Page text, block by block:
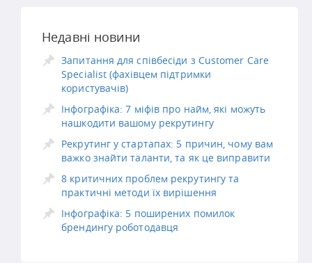
Недавні новини
Запитання для співбесіди з Customer Care
Specialist (фахівцем підтримки
користувачів)
Інфографіка: 7 міфів про найм, які можуть
нашкодити вашому рекрутингу
Рекрутинг у стартапах: 5 причин, чому вам
важко знайти таланти, та як це виправити
8 критичних проблем рекрутингу та
практичні методи їх вирішення
Інфографіка: 5 поширених помилок
брендингу роботодавця